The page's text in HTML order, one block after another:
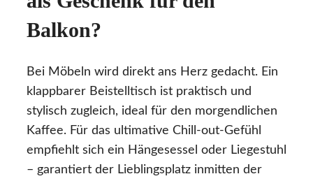
Balkon?
Bei Möbeln wird direkt ans Herz gedacht. Ein
klappbarer Beistelltisch ist praktisch und
stylisch zugleich, ideal für den morgendlichen
Kaffee. Für das ultimative Chill-out-Gefühl
empfiehlt sich ein Hängesessel oder Liegestuhl
– garantiert der Lieblingsplatz inmitten der